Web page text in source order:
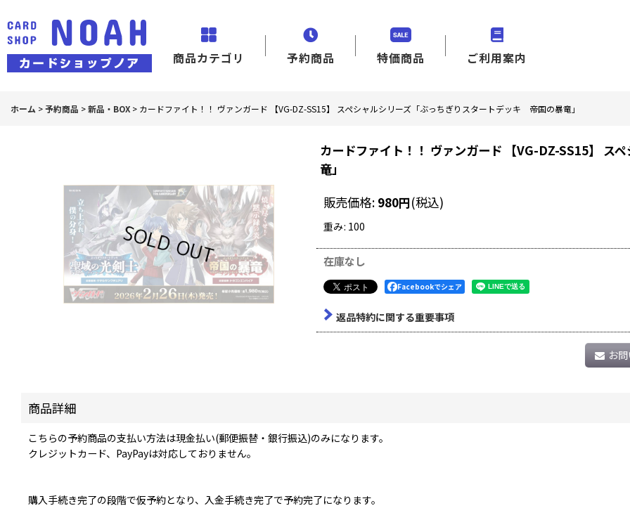
商品カテゴリ 予約商品 特価商品 ご利用案内
ホーム >予約商品 >新品・BOX > カードファイト！！ ヴァンガード 【VG-DZ-SS15】 スペシャルシリーズ「ぶっちぎりスタートデッキ 帝国の暴竜」
カードファイト！！ ヴァンガード 【VG-DZ-SS15】 ス
竜」
販売価格: 980円(税込)
重み: 100
在庫なし
Facebookでシェア
返品特約に関する重要事項
お
商品詳細
こちらの予約商品の支払い方法は現金払い(郵便振替・銀行振込)のみになります。
クレジットカード、PayPayは対応しておりません。
購入手続き完了の段階で仮予約となり、入金手続き完了で予約完了になります。